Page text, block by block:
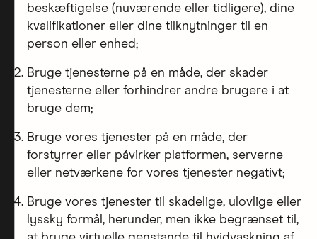
beskæftigelse (nuværende eller tidligere), dine
kvalifikationer eller dine tilknytninger til en
person eller enhed;
Bruge tjenesterne på en måde, der skader
tjenesterne eller forhindrer andre brugere i at
bruge dem;
Bruge vores tjenester på en måde, der
forstyrrer eller påvirker platformen, serverne
eller netværkene for vores tjenester negativt;
Bruge vores tjenester til skadelige, ulovlige eller
lyssky formål, herunder, men ikke begrænset til,